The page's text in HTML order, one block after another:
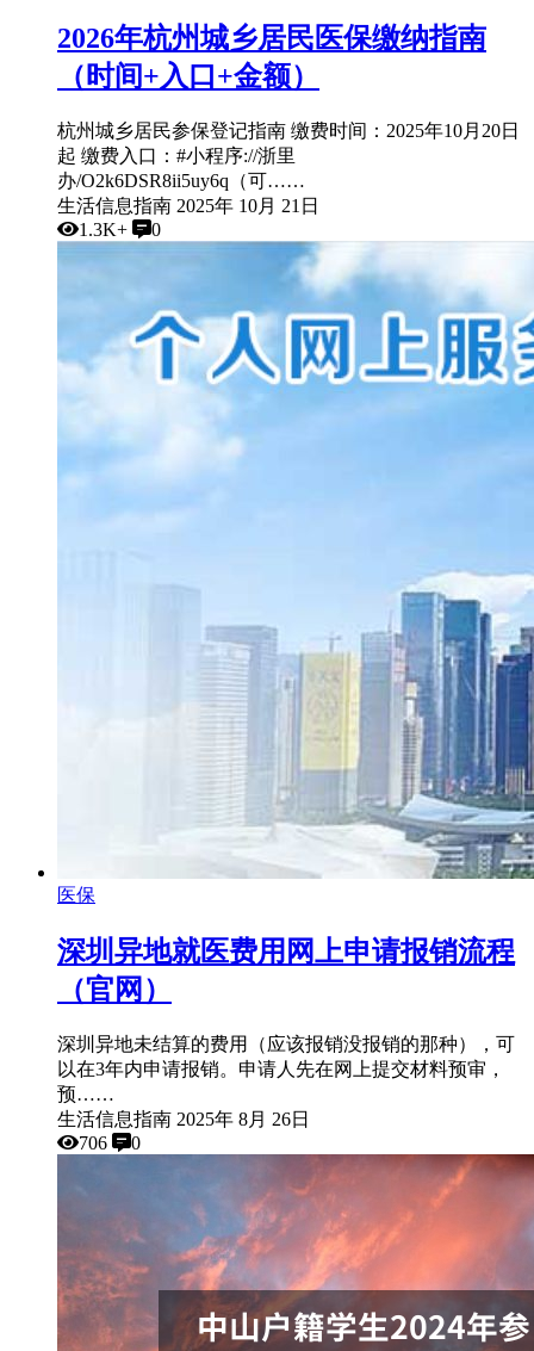
2026年杭州城乡居民医保缴纳指南
（时间+入口+金额）
杭州城乡居民参保登记指南 缴费时间：2025年10月20日
起 缴费入口：#小程序://浙里
办/O2k6DSR8ii5uy6q（可……
生活信息指南 2025年 10月 21日
1.3K+
0
医保
深圳异地就医费用网上申请报销流程
（官网）
深圳异地未结算的费用（应该报销没报销的那种），可
以在3年内申请报销。申请人先在网上提交材料预审，
预……
生活信息指南 2025年 8月 26日
706
0